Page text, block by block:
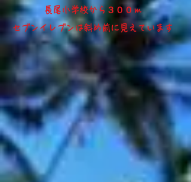
長尾小学校から３００ｍ
​セブンイレブンは斜め前に見えています